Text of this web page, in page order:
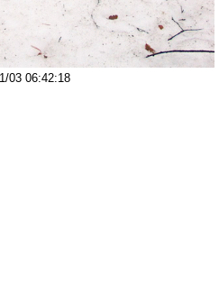
03 06:42:18